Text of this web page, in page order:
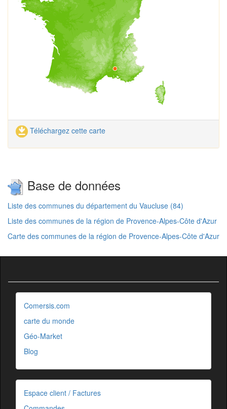
Téléchargez cette carte
Base de données
Liste des communes du département du Vaucluse (84)
Liste des communes de la région de Provence-Alpes-Côte d'Azur
Carte des communes de la région de Provence-Alpes-Côte d'Azur
Comersis.com
carte du monde
Géo-Market
Blog
Espace client / Factures